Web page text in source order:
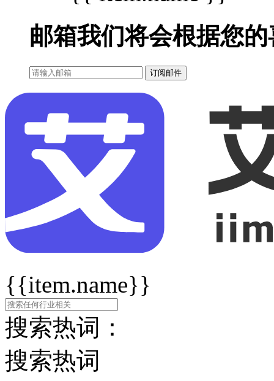
邮箱我们将会根据您
订阅邮件
{{item.name}}
搜索热词：
搜索热词